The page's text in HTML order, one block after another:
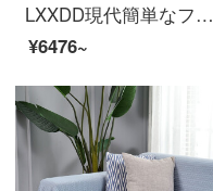
LXXDD現代簡単なフルバック万能ストレッチソファカバーカバーソファクッション四季通用型ソファカバーカバーカバー布芸抽象-灰色XL
¥6476~